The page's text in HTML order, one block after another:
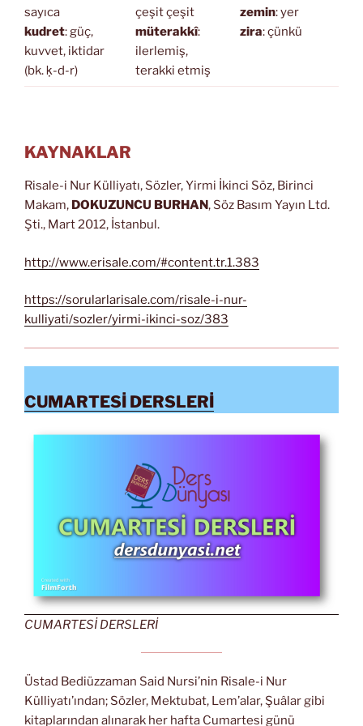
sayıca
kudret: güç,
kuvvet, iktidar
(bk. ḳ-d-r)
çeşit çeşit
müterakkî:
ilerlemiş,
terakki etmiş
zemin: yer
zira: çünkü
KAYNAKLAR
Risale-i Nur Külliyatı, Sözler, Yirmi İkinci Söz, Birinci
Makam, DOKUZUNCU BURHAN, Söz Basım Yayın Ltd.
Şti., Mart 2012, İstanbul.
http://www.erisale.com/#content.tr.1.383
https://sorularlarisale.com/risale-i-nur-
kulliyati/sozler/yirmi-ikinci-soz/383
CUMARTESİ DERSLERİ
CUMARTESİ DERSLERİ
Üstad Bediüzzaman Said Nursi’nin Risale-i Nur
Külliyatı’ından; Sözler, Mektubat, Lem’alar, Şuâlar gibi
kitaplarından alınarak her hafta Cumartesi günü